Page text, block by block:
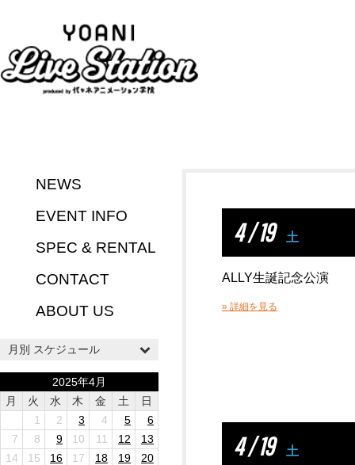
NEWS
EVENT INFO
SPEC & RENTAL
CONTACT
ABOUT US
月別 スケジュール
2025年4月
月
火 水 木 金 土
日
1
2 3 4 5
6
7
8 9 10 11 12
13
14
15 16 17 18 19
20
4 / 19 土
ALLY生誕記念公演
» 詳細を見る
4 / 19 土